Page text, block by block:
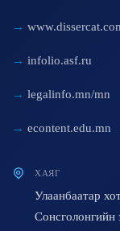
infolio.asf.ru
legalinfo.mn/mn
econtent.edu.mn
ХАЯГ
Улаанбаатар
Сонсголонгийн